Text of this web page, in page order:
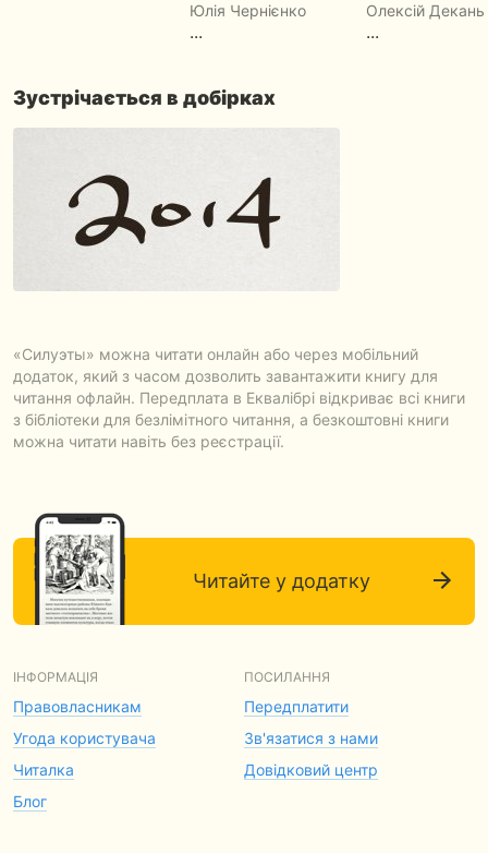
Юлія Чернієнко
...
Олексій Декань
...
Зустрічається в добірках
«Силуэты» можна читати онлайн або через мобільний
додаток, який з часом дозволить завантажити книгу для
читання офлайн. Передплата в Еквалібрі відкриває всі книги
з бібліотеки для безлімітного читання, а безкоштовні книги
можна читати навіть без реєстрації.
Читайте у додатку
ІНФОРМАЦІЯ
Правовласникам
Угода користувача
Читалка
Блог
ПОСИЛАННЯ
Передплатити
Зв'язатися з нами
Довідковий центр